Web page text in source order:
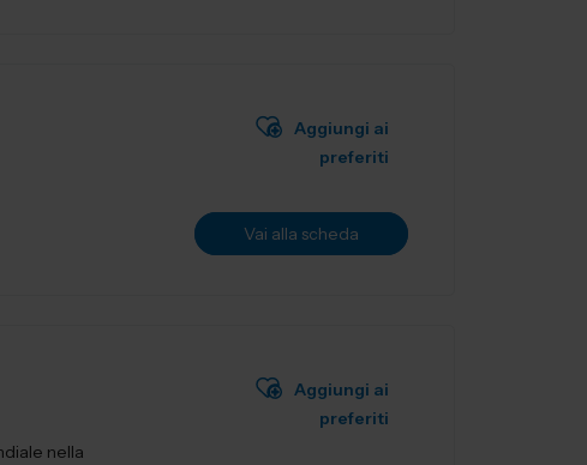
Aggiungi ai
preferiti
Vai alla scheda
nella
Aggiungi ai
preferiti